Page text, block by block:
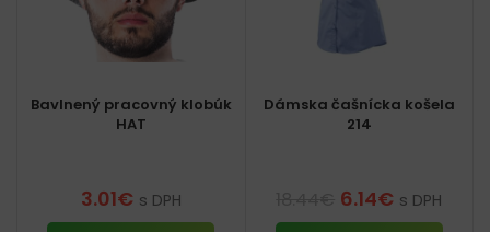
Bavlnený pracovný klobúk
HAT
3.01€ s DPH
Dámska čašnícka košela
214
6.14€ s DPH